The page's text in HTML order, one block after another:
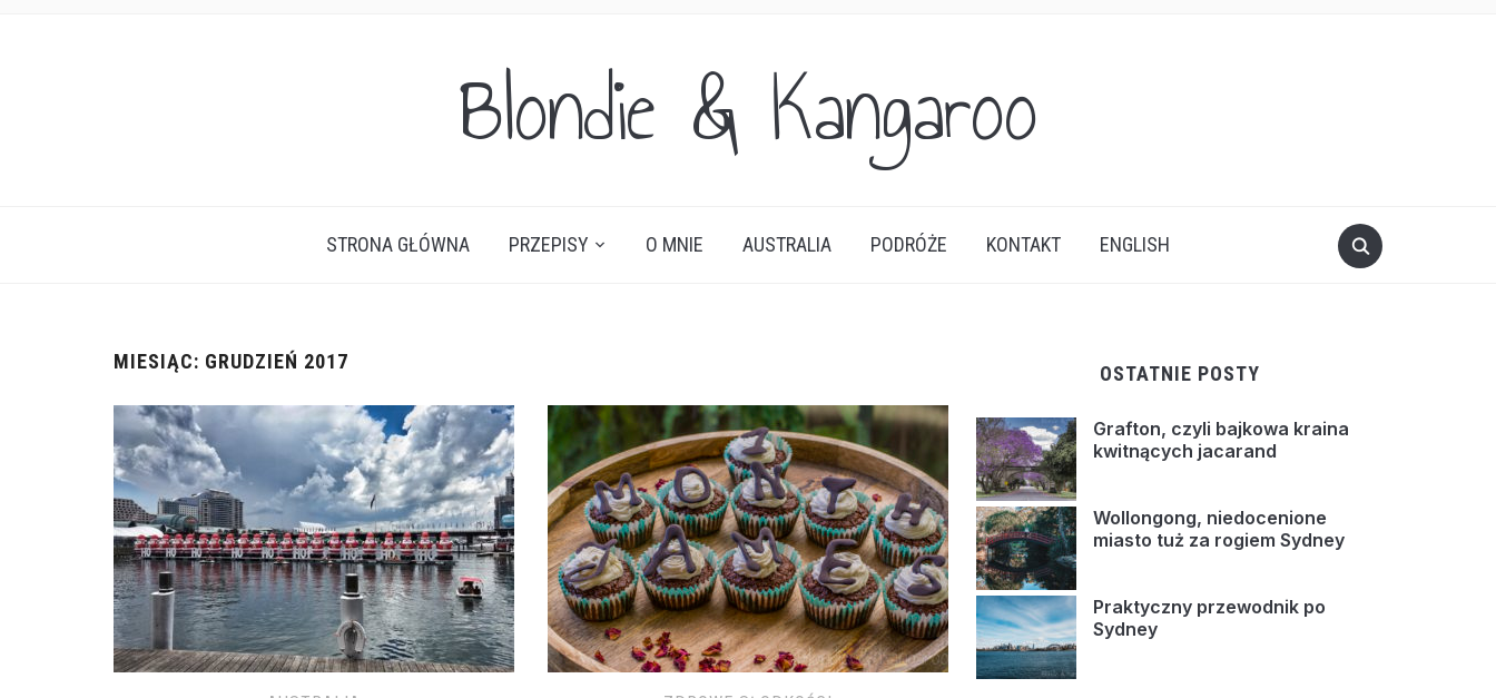
Blondie & Kangaroo
STRONA GŁÓWNA PRZEPISY O MNIE AUSTRALIA PODRÓŻE KONTAKT ENGLISH
MIESIĄC: GRUDZIEŃ 2017
OSTATNIE POSTY
Grafton, czyli bajkowa kraina
kwitnących jacarand
Wollongong, niedocenione
miasto tuż za rogiem Sydney
Praktyczny przewodnik po
Sydney